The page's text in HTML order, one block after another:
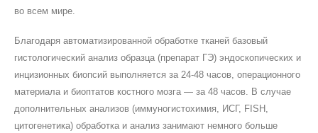
во всем мире.
Благодаря автоматизированной обработке тканей базовый
гистологический анализ образца (препарат ГЭ) эндоскопических и
инцизионных биопсий выполняется за 24-48 часов, операционного
материала и биоптатов костного мозга — за 48 часов. В случае
дополнительных анализов (иммуногистохимия, ИСГ, FISH,
цитогенетика) обработка и анализ занимают немного больше